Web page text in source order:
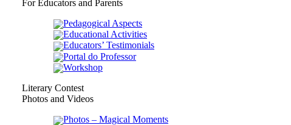
For Educators and Parents
Pedagogical Aspects
Educational Activities
Educators’ Testimonials
Portal do Professor
Workshop
Literary Contest
Photos and Videos
Photos – Magical Moments